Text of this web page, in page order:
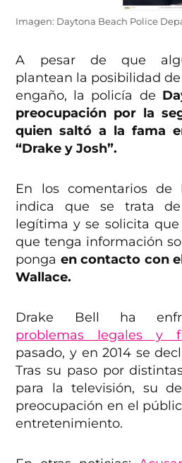
Imagen: Daytona Beach Police
A pesar de que
plantean la posibilidad
engaño, la policía de
preocupación por la
quien saltó a la fama
“Drake y Josh”.
En los comentarios de
indica que se trata
legítima y se solicita
que tenga información
ponga en contacto con
Wallace.
Drake Bell ha
problemas legales y
pasado, y en 2014 se
Tras su paso por
para la televisión, su
preocupación en el
entretenimiento.